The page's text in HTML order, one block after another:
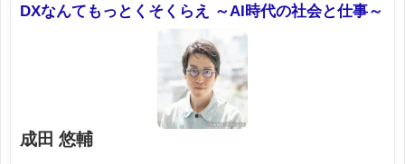
DXなんてもっとくそくらえ ～AI時代の社会と仕事～
成田 悠輔